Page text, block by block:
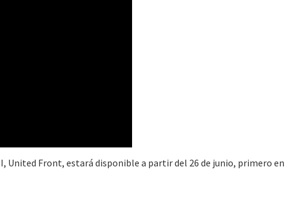
United Front, estará disponible a partir del 26 de junio, primero en